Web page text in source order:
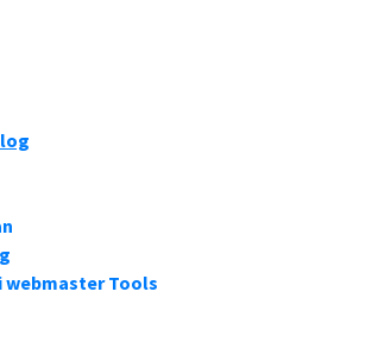
webmaster Tools